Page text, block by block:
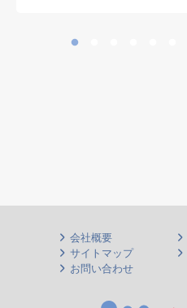
会社概要
サイトマップ
お問い合わせ